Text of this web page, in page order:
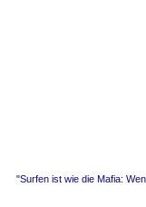
"Surfen ist wie die Mafia: